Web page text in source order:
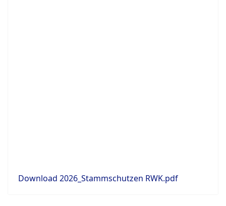
Download 2026_Stammschutzen RWK.pdf